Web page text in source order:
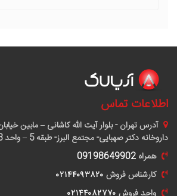
اطلاعات تماس
آدرستهران - بلوار آیت الله کاشانی – مابین
داروخانه دکتر صهبایی- مجتمع البرز- طبقه 5 – واحد 28
همراه 09198649902
کارشناس فروش ٠٢١۴۴٠٩٣٨٢٠